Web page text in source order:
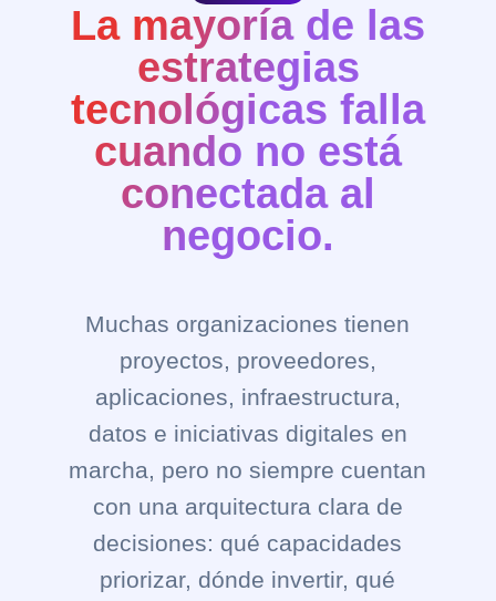
La mayoría de las
estrategias
tecnológicas falla
cuando no está
conectada al
negocio.
Muchas organizaciones tienen
proyectos, proveedores,
aplicaciones, infraestructura,
datos e iniciativas digitales en
marcha, pero no siempre cuentan
con una arquitectura clara de
decisiones: qué capacidades
priorizar, dónde invertir, qué